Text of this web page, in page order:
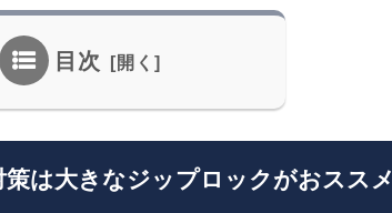
目次
は大きなジップロックがおススメ